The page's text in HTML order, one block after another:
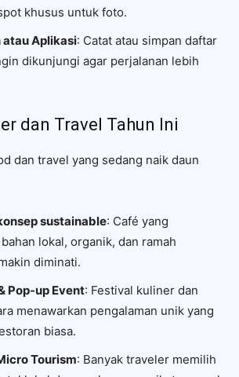
khusus untuk foto.
atau Aplikasi: Catat atau simpan daftar
dikunjungi agar perjalanan lebih
dan Travel Tahun Ini
dan travel yang sedang naik daun
sustainable: Café yang
lokal, organik, dan ramah
diminati.
Pop-up Event: Festival kuliner dan
menawarkan pengalaman unik yang
biasa.
Tourism: Banyak traveler memilih